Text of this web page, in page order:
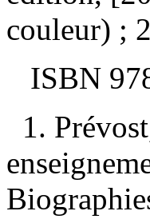
couleur) ;
ISBN
1.